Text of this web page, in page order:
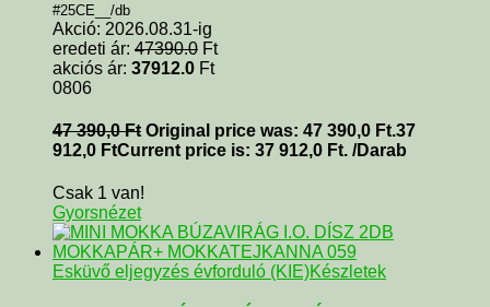
#25CE__/db
Akció: 2026.08.31-ig
eredeti ár: 47390.0 Ft
akciós ár: 37912.0 Ft
0806
47 390,0Ft Original price was: 47 390,0 Ft.37
912,0 FtCurrent price is: 37 912,0 Ft. /Darab
Csak 1 van!
Gyorsnézet
Esküvő eljegyzés évforduló (KIE)Készletek